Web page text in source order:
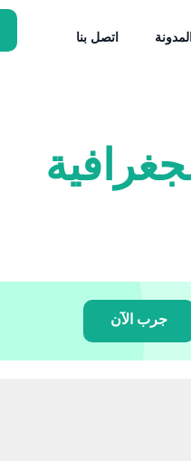
المدونة اتصل بنا
جرب الآن